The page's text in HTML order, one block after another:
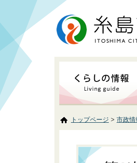
トップページ > 市政情